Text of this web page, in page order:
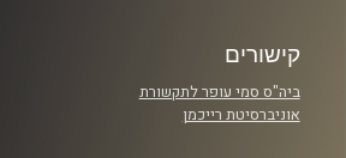
קישורים
ביה"ס סמי עופר לתקשורת
אוניברסיטת רייכמן